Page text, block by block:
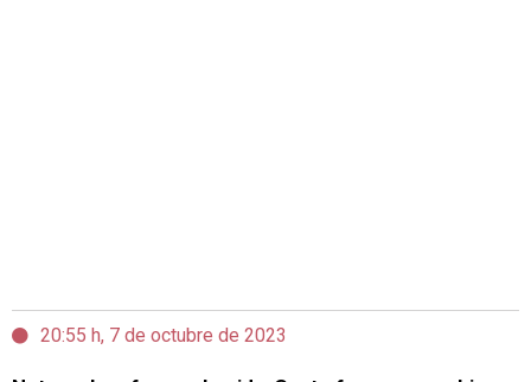
20:55 h, 7 de octubre de 2023